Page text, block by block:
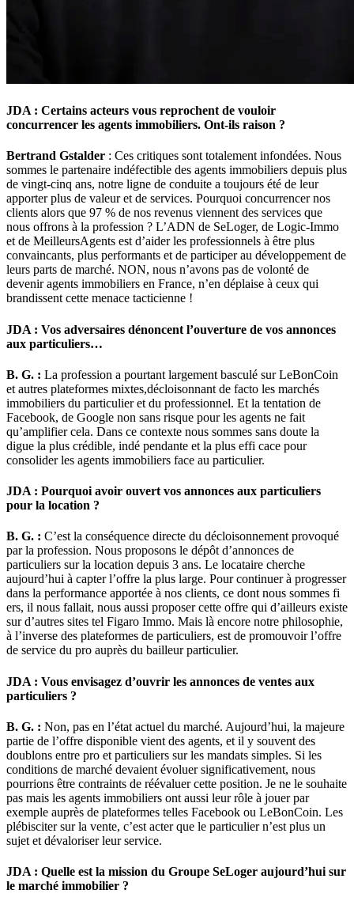
JDA : Certains acteurs vous reprochent de vouloir
concurrencer les agents immobiliers. Ont-ils raison ?
Bertrand Gstalder : Ces critiques sont totalement infondées. Nous
sommes le partenaire indéfectible des agents immobiliers depuis plus
de vingt-cinq ans, notre ligne de conduite a toujours été de leur
apporter plus de valeur et de services. Pourquoi concurrencer nos
clients alors que 97 % de nos revenus viennent des services que
nous offrons à la profession ? L’ADN de SeLoger, de Logic-Immo
et de MeilleursAgents est d’aider les professionnels à être plus
convaincants, plus performants et de participer au développement de
leurs parts de marché. NON, nous n’avons pas de volonté de
devenir agents immobiliers en France, n’en déplaise à ceux qui
brandissent cette menace tacticienne !
JDA : Vos adversaires dénoncent l’ouverture de vos annonces
aux particuliers…
B. G. : La profession a pourtant largement basculé sur LeBonCoin
et autres plateformes mixtes,décloisonnant de facto les marchés
immobiliers du particulier et du professionnel. Et la tentation de
Facebook, de Google non sans risque pour les agents ne fait
qu’amplifier cela. Dans ce contexte nous sommes sans doute la
digue la plus crédible, indé pendante et la plus effi cace pour
consolider les agents immobiliers face au particulier.
JDA : Pourquoi avoir ouvert vos annonces aux particuliers
pour la location ?
B. G. : C’est la conséquence directe du décloisonnement provoqué
par la profession. Nous proposons le dépôt d’annonces de
particuliers sur la location depuis 3 ans. Le locataire cherche
aujourd’hui à capter l’offre la plus large. Pour continuer à progresser
dans la performance apportée à nos clients, ce dont nous sommes fi
ers, il nous fallait, nous aussi proposer cette offre qui d’ailleurs existe
sur d’autres sites tel Figaro Immo. Mais là encore notre philosophie,
à l’inverse des plateformes de particuliers, est de promouvoir l’offre
de service du pro auprès du bailleur particulier.
JDA : Vous envisagez d’ouvrir les annonces de ventes aux
particuliers ?
B. G. : Non, pas en l’état actuel du marché. Aujourd’hui, la majeure
partie de l’offre disponible vient des agents, et il y souvent des
doublons entre pro et particuliers sur les mandats simples. Si les
conditions de marché devaient évoluer significativement, nous
pourrions être contraints de réévaluer cette position. Je ne le souhaite
pas mais les agents immobiliers ont aussi leur rôle à jouer par
exemple auprès de plateformes telles Facebook ou LeBonCoin. Les
plébisciter sur la vente, c’est acter que le particulier n’est plus un
sujet et dévaloriser leur service.
JDA : Quelle est la mission du Groupe SeLoger aujourd’hui sur
le marché immobilier ?